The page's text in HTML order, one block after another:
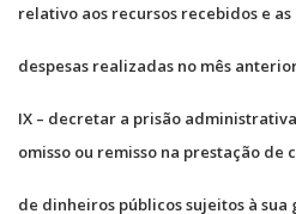
relativo aos recursos recebidos e as
despesas realizadas no mês
IX – decretar a prisão
omisso ou remisso na prestação de
de dinheiros públicos sujeitos à sua